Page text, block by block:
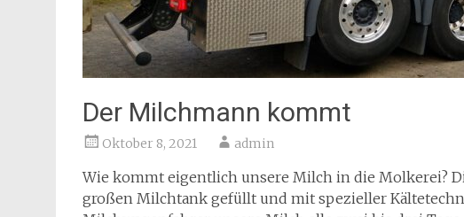
Der Milchmann kommt
Oktober 8, 2021 admin
Wie kommt eigentlich unsere Milch in die Molkerei?
großen Milchtank gefüllt und mit spezieller